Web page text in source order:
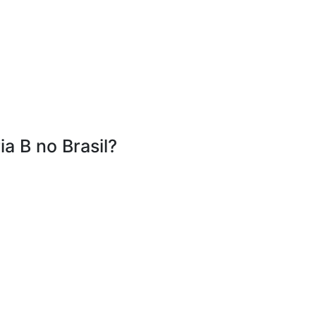
B no Brasil?